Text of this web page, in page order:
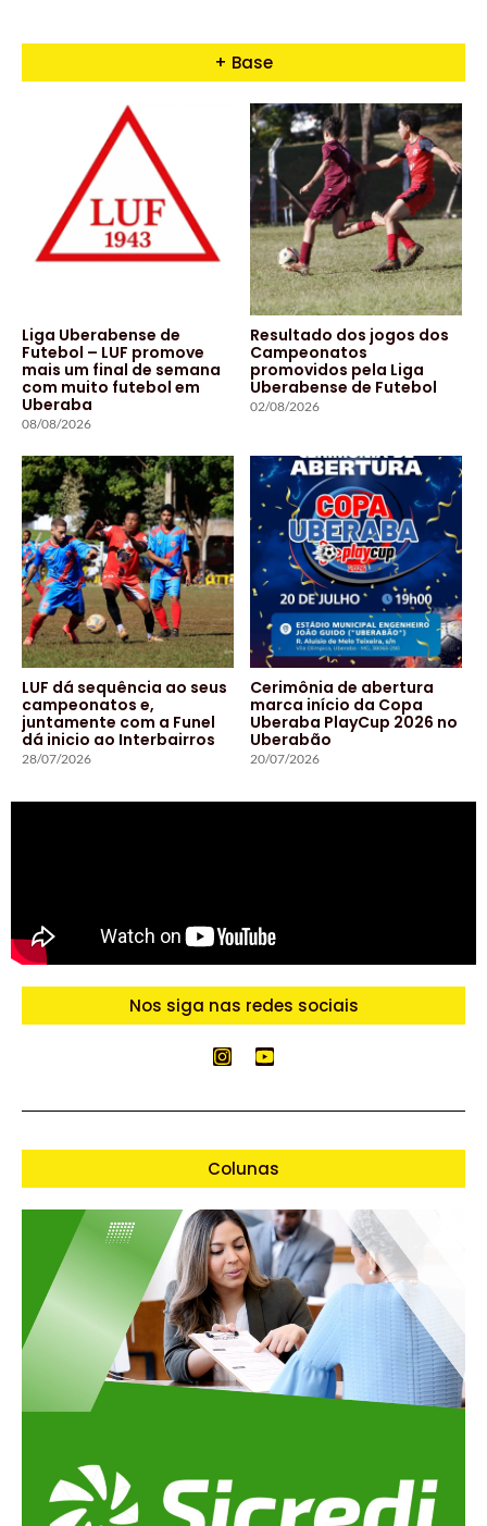
+ Base
Liga Uberabense de
Futebol – LUF promove
mais um final de semana
com muito futebol em
Uberaba
08/08/2026
Resultado dos jogos dos
Campeonatos
promovidos pela Liga
Uberabense de Futebol
02/08/2026
LUF dá sequência ao seus
campeonatos e,
juntamente com a Funel
dá inicio ao Interbairros
28/07/2026
Cerimônia de abertura
marca início da Copa
Uberaba PlayCup 2026 no
Uberabão
20/07/2026
Nos siga nas redes sociais
Colunas